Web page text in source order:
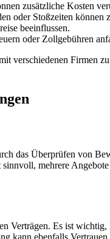
zusätzliche Kosten
oder Stoßzeiten können
beeinflussen.
oder Zollgebühren
verschiedenen Firmen
das Überprüfen von
mehrere
Verträgen. Es ist
kann ebenfalls Vertrauen